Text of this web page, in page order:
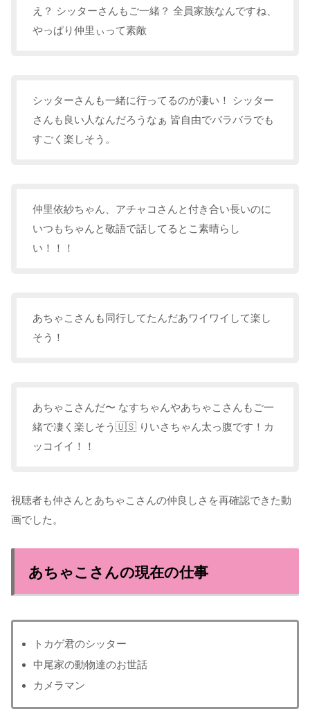
え？ シッターさんもご一緒？ 全員家族なんですね、
やっぱり仲里ぃって素敵
シッターさんも一緒に行ってるのが凄い！ シッター
さんも良い人なんだろうなぁ 皆自由でバラバラでも
すごく楽しそう。
仲里依紗ちゃん、アチャコさんと付き合い長いのに
いつもちゃんと敬語で話してるとこ素晴らし
い！！！
あちゃこさんも同行してたんだあ️ワイワイして楽し
そう！
あちゃこさんだ〜 なすちゃんやあちゃこさんもご一
緒で凄く楽しそう🇺🇸 りいさちゃん太っ腹です！カ
ッコイイ！！
視聴者も仲さんとあちゃこさんの仲良しさを再確認できた動
画でした。
あちゃこさんの現在の仕事
トカゲ君のシッター
中尾家の動物達のお世話
カメラマン